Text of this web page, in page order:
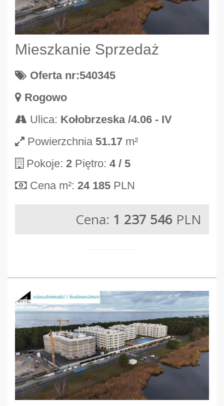
Mieszkanie Sprzedaż
Oferta nr:540345
Rogowo
Ulica: Kołobrzeska /4.06 - IV
Powierzchnia 51.17 m²
Pokoje: 2 Piętro: 4 / 5
Cena m²: 24 185 PLN
Cena: 1 237 546 PLN